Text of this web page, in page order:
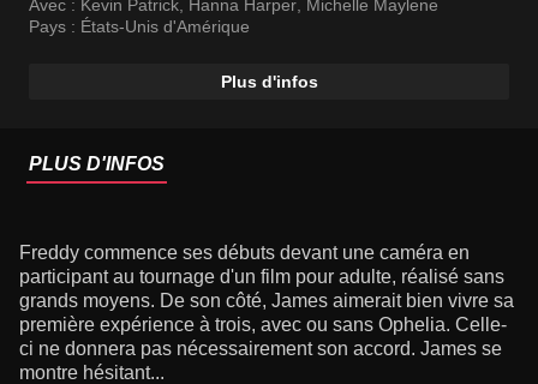
Avec : Kevin Patrick Hanna Harper Michelle Maylene
Pays : États-Unis d'Amérique
Plus d'infos
PLUS D'INFOS
Freddy commence ses débuts devant une caméra en
participant au tournage d'un film pour adulte, réalisé sans
grands moyens. De son côté, James aimerait bien vivre sa
première expérience à trois, avec ou sans Ophelia. Celle-
ci ne donnera pas nécessairement son accord. James se
montre hésitant...